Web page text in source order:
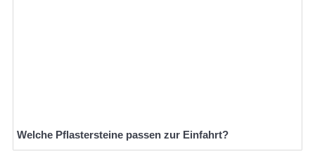
Welche Pflastersteine passen zur Einfahrt?